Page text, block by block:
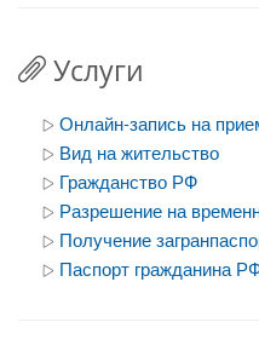
Услуги
Онлайн-запись на
Вид на жительство
Гражданство РФ
Разрешение на
Получение
Паспорт гражданина